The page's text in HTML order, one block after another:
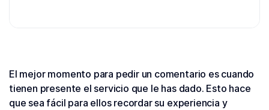
El mejor momento para pedir un comentario es cuando
tienen presente el servicio que le has dado. Esto hace
que sea fácil para ellos recordar su experiencia y